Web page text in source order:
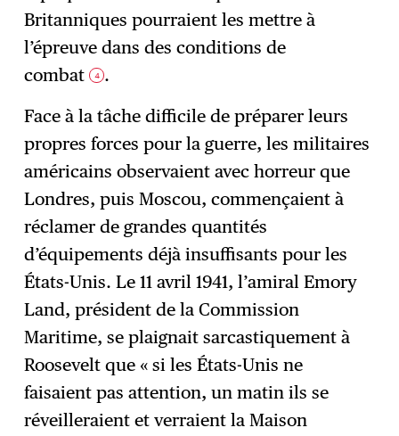
Britanniques pourraient les mettre à
l’épreuve dans des conditions de
combat 4 .
Face à la tâche difficile de préparer leurs
propres forces pour la guerre, les militaires
américains observaient avec horreur que
Londres, puis Moscou, commençaient à
réclamer de grandes quantités
d’équipements déjà insuffisants pour les
États-Unis. Le 11 avril 1941, l’amiral Emory
Land, président de la Commission
Maritime, se plaignait sarcastiquement à
Roosevelt que « si les États-Unis ne
faisaient pas attention, un matin ils se
réveilleraient et verraient la Maison